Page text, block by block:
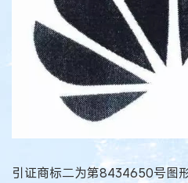
引证商标二为第8434650号图